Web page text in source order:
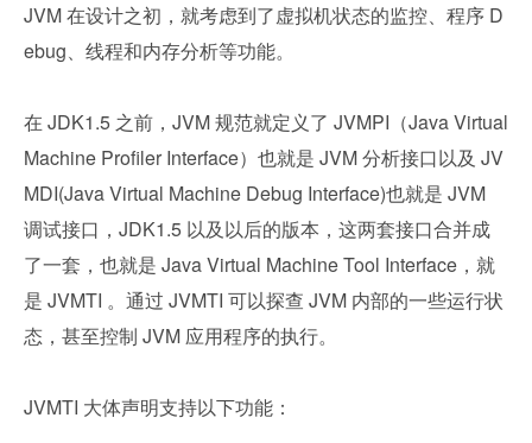
JVM 在设计之初，就考虑到了虚拟机状态的监控、程序 D
ebug、线程和内存分析等功能。
在 JDK1.5 之前，JVM 规范就定义了 JVMPI（Java Virtual
Machine Profiler Interface）也就是 JVM 分析接口以及 JV
MDI(Java Virtual Machine Debug Interface)也就是 JVM
调试接口，JDK1.5 以及以后的版本，这两套接口合并成
了一套，也就是 Java Virtual Machine Tool Interface，就
是 JVMTI 。通过 JVMTI 可以探查 JVM 内部的一些运行状
态，甚至控制 JVM 应用程序的执行。
JVMTI 大体声明支持以下功能：